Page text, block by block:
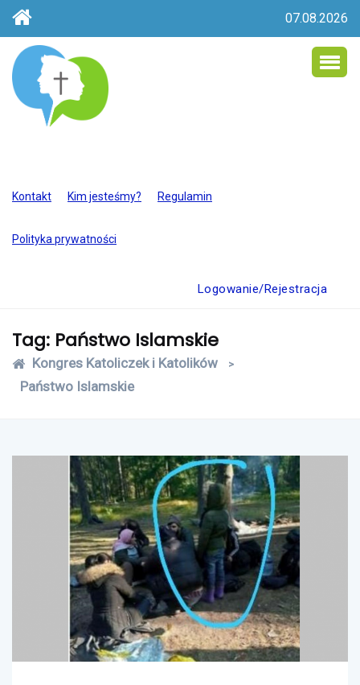
07.08.2026
Kontakt Kim jesteśmy? Regulamin
Polityka prywatności
Logowanie/Rejestracja
Tag: Państwo Islamskie
Kongres Katoliczek i Katolików >
Państwo Islamskie